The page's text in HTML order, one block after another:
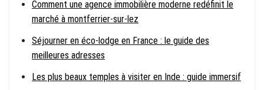
Comment une agence immobilière moderne redéfinit le
marché à montferrier-sur-lez
Séjourner en éco-lodge en France : le guide des
meilleures adresses
Les plus beaux temples à visiter en Inde : guide immersif